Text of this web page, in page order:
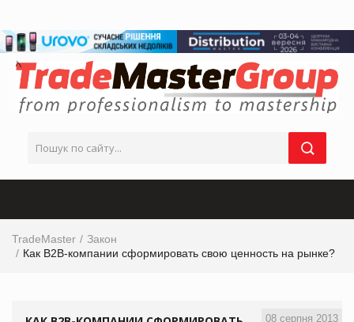
TradeMaster
Закон
Как B2B-компании сформировать свою ценность на рынке?
08 серпня 2013